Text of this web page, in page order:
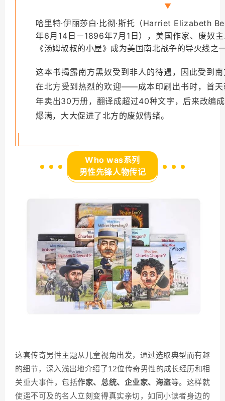
▼
哈里特·伊丽莎白·比彻·斯托（Harriet Elizabeth
年6月14日－1896年7月1日），美国作家、废奴
《汤姆叔叔的小屋》成为美国南北战争的导火线之
这本书揭露南方黑奴受到非人的待遇，因此受到
在北方受到热烈的欢迎——成本印刷出书时，首天
年卖出30万册，翻译成超过40种文字，后来改编
爆满，大大促进了北方的废奴情绪。
Who was系列
男性先锋人物传记
这套传奇男性主题从儿童视角出发，通过选取典型而有趣
的细节，深入浅出地介绍了12位传奇男性的成长经历和相
关重大事件，包括作家、 总统、企业家、海盗等。这样就
使遥不可及的名人立刻变得真实亲切，如同小读者身边的